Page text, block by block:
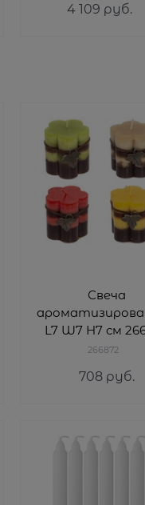
4 109 руб.
Свеча
L7 W7 H7 см
266872
708 руб.